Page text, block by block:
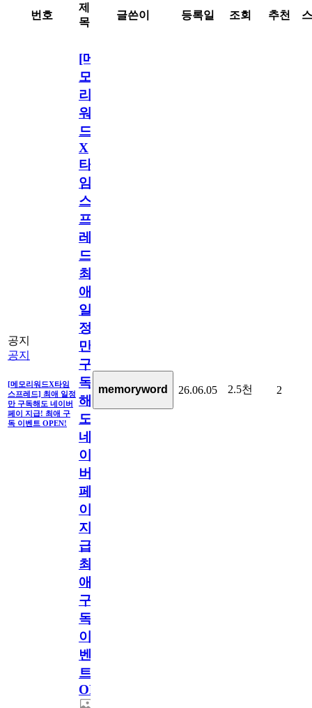
번호
제
목
글쓴이 등록일 조회 추천
공지
공지
[메모리워드X타임
스프레드] 최애 일정
만 구독해도 네이버
페이 지급! 최애 구
독 이벤트 OPEN!
[메
모
리
워
드
X
타
임
스
프
레
드]
최
애
일
정
만
구
독
해
도
네
이
버
페
이
지
급!
최
애
구
독
이
벤
트
OPEN!
memoryword 26.06.05 2.5천 2